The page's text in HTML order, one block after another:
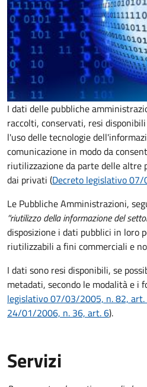
I dati delle pubbliche
raccolti, conservati, resi
l'uso delle tecnologie
comunicazione in modo da
riutilizzazione da parte delle altre
dai privati (Decreto legislativo
Le Pubbliche Amministrazioni,
“riutilizzo della informazione del
disposizione i dati pubblici in loro
riutilizzabili a fini commerciali e
I dati sono resi disponibili, se
metadati, secondo le modalità e i
legislativo 07/03/2005, n. 82, art.
24/01/2006, n. 36, art. 6).
Servizi